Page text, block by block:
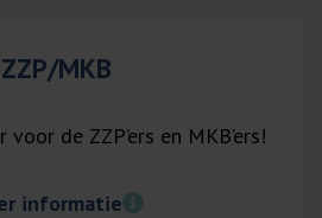
ZZP/MKB
de ZZP’ers en MKB’ers!
informatie